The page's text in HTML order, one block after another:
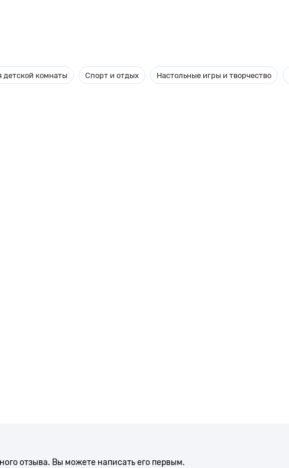
подсчет
и поможет
детской комнаты Спорт и отдых Настольные игры и творчество
отзыва. Вы можете написать его первым.